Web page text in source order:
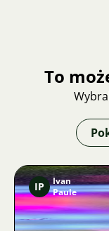
To
IP
Ivan
Paule